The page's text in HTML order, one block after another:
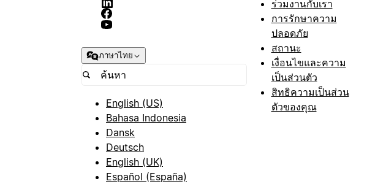
ภาษาไทย
English (US)
Bahasa Indonesia
Dansk
Deutsch
English (UK)
Español (España)
ร่วมงานกับเรา
การรักษาความ
ปลอดภัย
สถานะ
เงื่อนไขและความ
เป็นส่วนตัว
สิทธิความเป็นส่วน
ตัวของคุณ